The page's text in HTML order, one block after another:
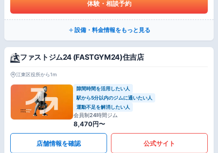
体験・相談予約
設備・料金情報をもっと見る
ファストジム24 (FASTGYM24)住吉店
江東区役所から1m
隙間時間を活用したい人
駅から5分以内のジムに通いたい人
運動不足を解消したい人
会員制24時間ジム
8,470円〜
店舗情報を確認 公式サイト